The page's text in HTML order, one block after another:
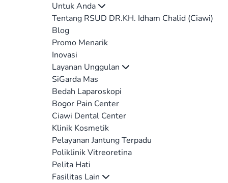
Untuk Anda
Tentang RSUD DR.KH. Idham Chalid (Ciawi)
Blog
Promo Menarik
Inovasi
Layanan Unggulan
SiGarda Mas
Bedah Laparoskopi
Bogor Pain Center
Ciawi Dental Center
Klinik Kosmetik
Pelayanan Jantung Terpadu
Poliklinik Vitreoretina
Pelita Hati
Fasilitas Lain